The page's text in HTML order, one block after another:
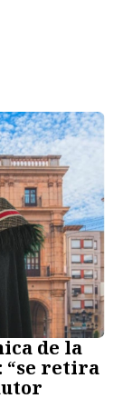
de la
“se retira